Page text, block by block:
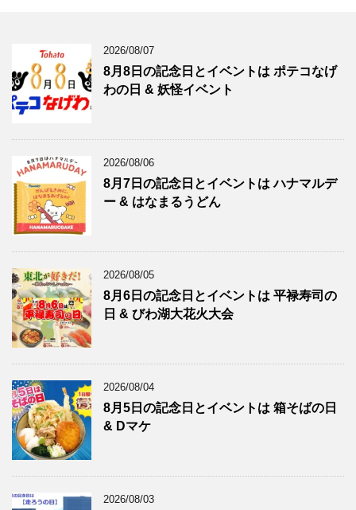
2026/08/07
8月8日の記念日とイベントは ポテコなげ
わの日 & 妖怪イベント
2026/08/06
8月7日の記念日とイベントは ハナマルデ
ー & はなまるうどん
2026/08/05
8月6日の記念日とイベントは 平禄寿司の
日 & びわ湖大花火大会
2026/08/04
8月5日の記念日とイベントは 箱そばの日
& Dマケ
2026/08/03